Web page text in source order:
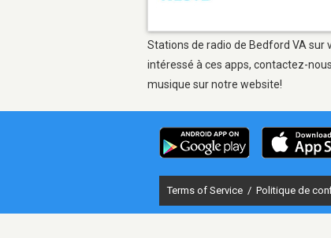
Stations de radio de Bedford VA sur
intéressé à ces apps, contactez-
musique sur notre website!
Terms of Service / Politique de